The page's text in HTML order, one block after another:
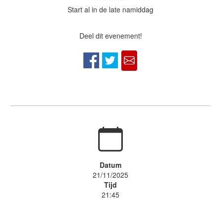
Start al in de late namiddag
Deel dit evenement!
Datum
21/11/2025
Tijd
21:45